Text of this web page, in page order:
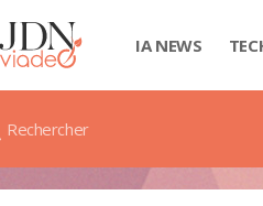
IA NEWS
Rechercher